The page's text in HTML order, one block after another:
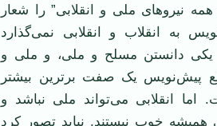
نیرو‌های ملی و انقلابی” را شعار
به انقلاب و انقلابی نمی‌گذارد
دانستن مسلح و ملی، و ملی و
پیش‌نویس یک صفت برترین بیشتر
اما انقلابی می‌تواند ملی نباشد و
همیشه خوب نیستند. نباید تصور کرد